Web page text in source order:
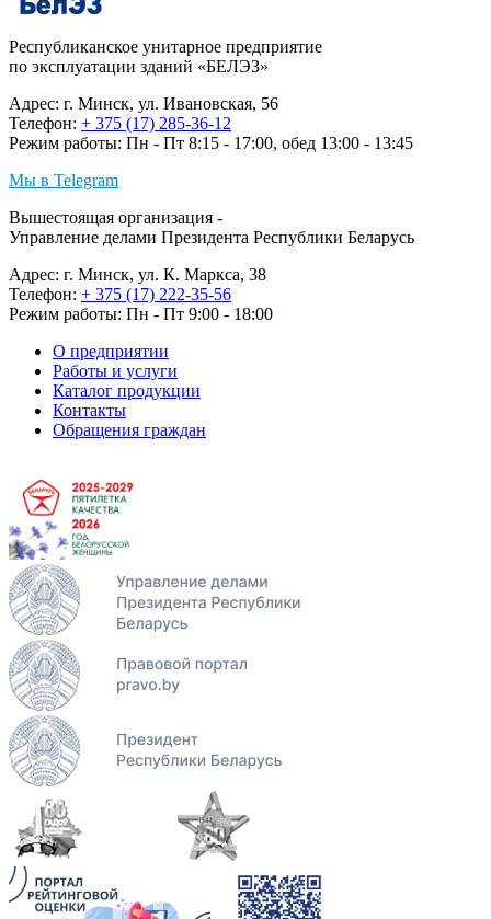
Республиканское унитарное предприятие
по эксплуатации зданий «БЕЛЭЗ»
Адрес: г. Минск, ул. Ивановская, 56
Телефон: + 375 (17) 285-36-12
Режим работы: Пн - Пт 8:15 - 17:00, обед 13:00 - 13:45
Мы в Telegram
Вышестоящая организация -
Управление делами Президента Республики Беларусь
Адрес: г. Минск, ул. К. Маркса, 38
Телефон: + 375 (17) 222-35-56
Режим работы: Пн - Пт 9:00 - 18:00
О предприятии
Работы и услуги
Каталог продукции
Контакты
Обращения граждан